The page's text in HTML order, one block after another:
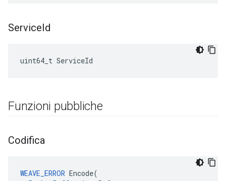
ServiceId
uint64_t ServiceId
Funzioni pubbliche
Codifica
WEAVE_ERROR Encode(